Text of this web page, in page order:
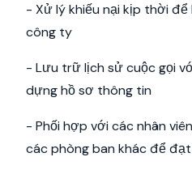
- Xử lý khiếu nại kịp thời
công ty
- Lưu trữ lịch sử cuộc gọi
dựng hồ sơ thông tin
- Phối hợp với các nhân
các phòng ban khác để